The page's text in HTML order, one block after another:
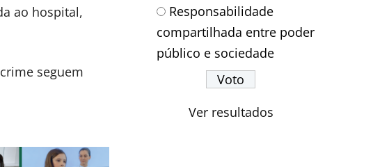
ao hospital,
seguem
Responsabilidade
compartilhada entre poder
público e sociedade
Ver resultados